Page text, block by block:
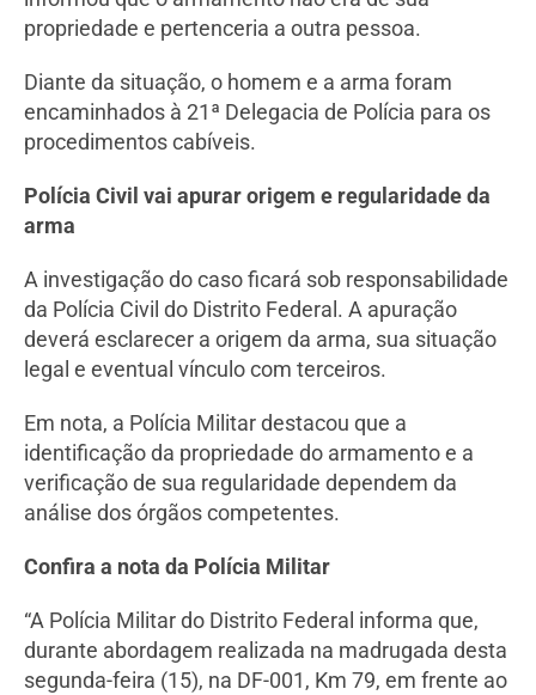
propriedade e pertenceria a outra pessoa.
Diante da situação, o homem e a arma foram
encaminhados à 21ª Delegacia de Polícia para os
procedimentos cabíveis.
Polícia Civil vai apurar origem e regularidade da
arma
A investigação do caso ficará sob responsabilidade
da Polícia Civil do Distrito Federal. A apuração
deverá esclarecer a origem da arma, sua situação
legal e eventual vínculo com terceiros.
Em nota, a Polícia Militar destacou que a
identificação da propriedade do armamento e a
verificação de sua regularidade dependem da
análise dos órgãos competentes.
Confira a nota da Polícia Militar
“A Polícia Militar do Distrito Federal informa que,
durante abordagem realizada na madrugada desta
segunda-feira (15), na DF-001, Km 79, em frente ao